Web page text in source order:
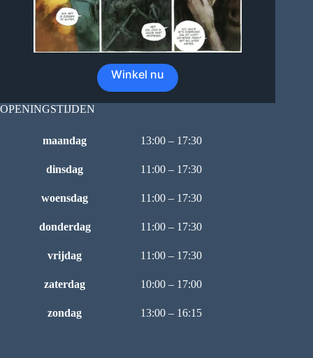
Winkel nu
OPENINGSTIJDEN
maandag 13:00 – 17:30
dinsdag 11:00 – 17:30
woensdag 11:00 – 17:30
donderdag 11:00 – 17:30
vrijdag 11:00 – 17:30
zaterdag 10:00 – 17:00
zondag 13:00 – 16:15